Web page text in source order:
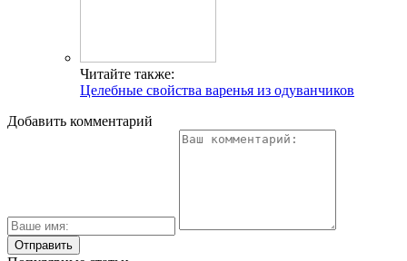
Читайте также:
Целебные свойства варенья из одуванчиков
Добавить комментарий